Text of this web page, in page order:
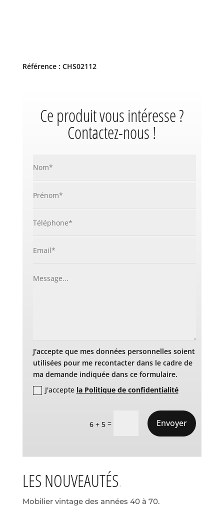
Référence : CHS02112
Ce produit vous intéresse ?
Contactez-nous !
J'accepte que mes données personnelles soient
utilisées pour me recontacter dans le cadre de
ma demande indiquée dans ce formulaire.
J'accepte la Politique de confidentialité
6 + 5 = Envoyer
LES NOUVEAUTÉS
Mobilier vintage des années 40 à 70.